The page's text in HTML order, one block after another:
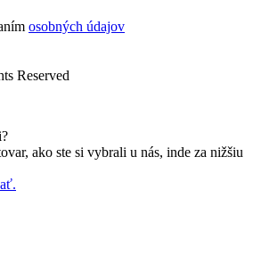
osobných údajov
Reserved
ako ste si vybrali u nás, inde za nižšiu